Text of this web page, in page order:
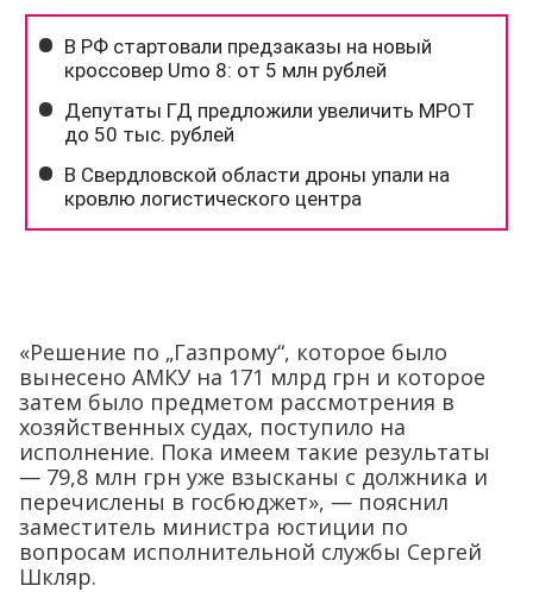
«Решение по „Газпрому“, которое было
вынесено АМКУ на 171 млрд грн и которое
затем было предметом рассмотрения в
хозяйственных судах, поступило на
исполнение. Пока имеем такие результаты
— 79,8 млн грн уже взысканы с должника и
перечислены в госбюджет», — пояснил
заместитель министра юстиции по
вопросам исполнительной службы Сергей
Шкляр.